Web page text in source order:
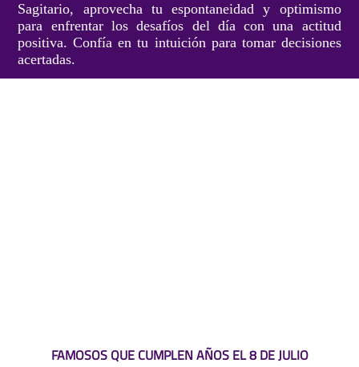
Sagitario, aprovecha tu espontaneidad y optimismo
para enfrentar los desafíos del día con una actitud
positiva. Confía en tu intuición para tomar decisiones
acertadas.
FAMOSOS QUE CUMPLEN AÑOS EL 8 DE JULIO